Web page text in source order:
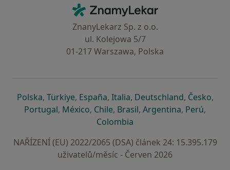
ZnamyLekar - Hlavní stránka
ZnanyLekarz Sp. z o.o.
ul. Kolejowa 5/7
01-217 Warszawa, Polska
Polskase otevře v nové záložce
, Türkiyese otevře v nové záložce
, Españase otevře v nové záložce
, Italiase otevře v nové záložce
, Deutschlandse otevře v
, Českose
,
Portugalse otevře v nové záložce
, Méxicose otevře v nové záložce
, Chilese otevře v nové záložce
, Brasilse otevře v nové
, Argentinase otevře v
, Perúse
,
Colombia
NAŘÍZENÍ (EU) 2022/2065 (DSA) článek 24: 15.395.179
uživatelů/měsíc - Červen 2026